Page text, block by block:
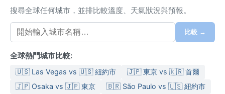
搜尋全球任何城市，並排比較溫度、天氣狀況與預報。
比較 →
全球熱門城市比較:
🇺🇸 Las Vegas vs 🇺🇸 紐約市
🇯🇵 東京 vs 🇰🇷 首爾
🇯🇵 Osaka vs 🇯🇵 東京
🇧🇷 São Paulo vs 🇺🇸 紐約市